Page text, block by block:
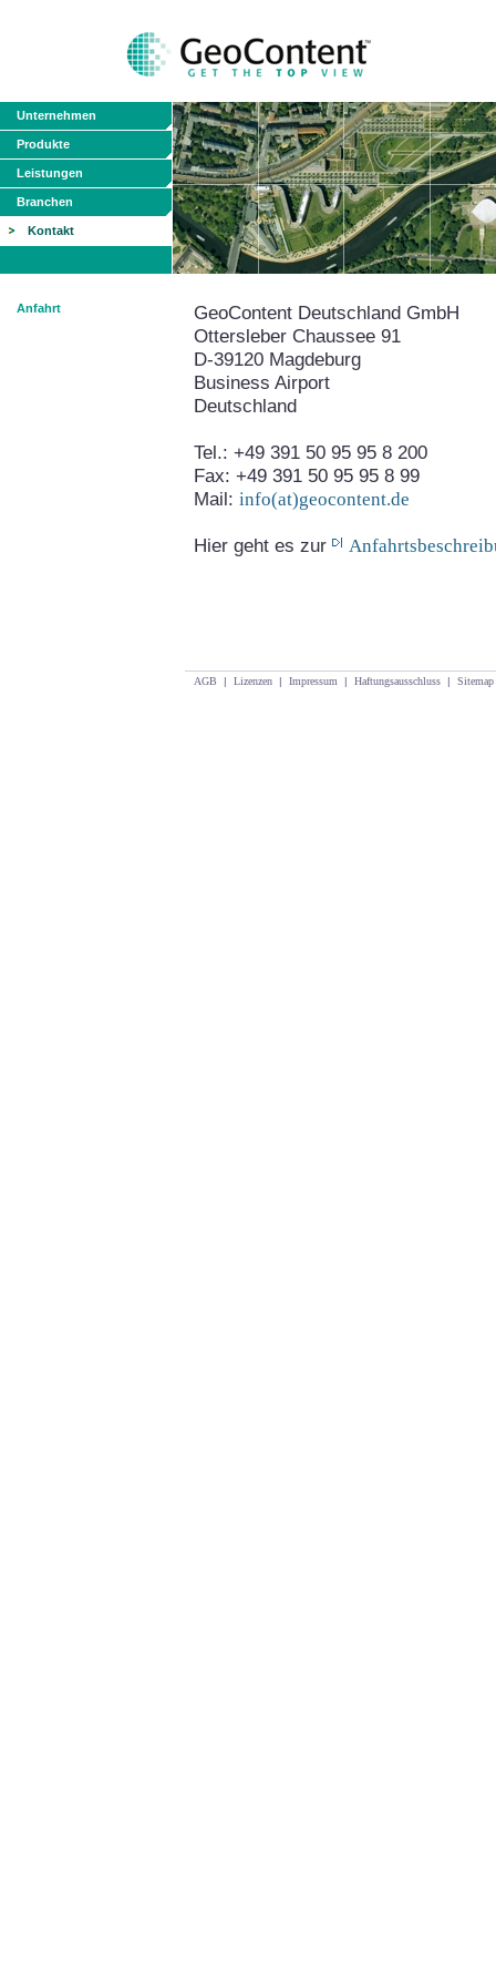
Unternehmen
Produkte
Leistungen
Branchen
Kontakt
Anfahrt
GeoContent Deutschland GmbH
Ottersleber Chaussee 91
D-39120 Magdeburg
Business Airport
Deutschland
Tel.: +49 391 50 95 95 8 200
Fax: +49 391 50 95 95 8 99
Mail: info(at)geocontent.de
Hier geht es zur
AGB | Lizenzen | Impressum | Haftungsausschluss | Sitemap